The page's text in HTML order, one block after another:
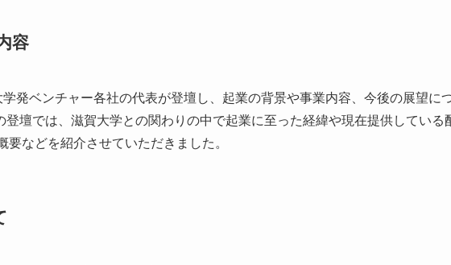
容
発ベンチャー各社の代表が登壇し、起業の背景や事業内容、今後の展望に
壇では、滋賀大学との関わりの中で起業に至った経緯や現在提供している
などを紹介させていただきました。